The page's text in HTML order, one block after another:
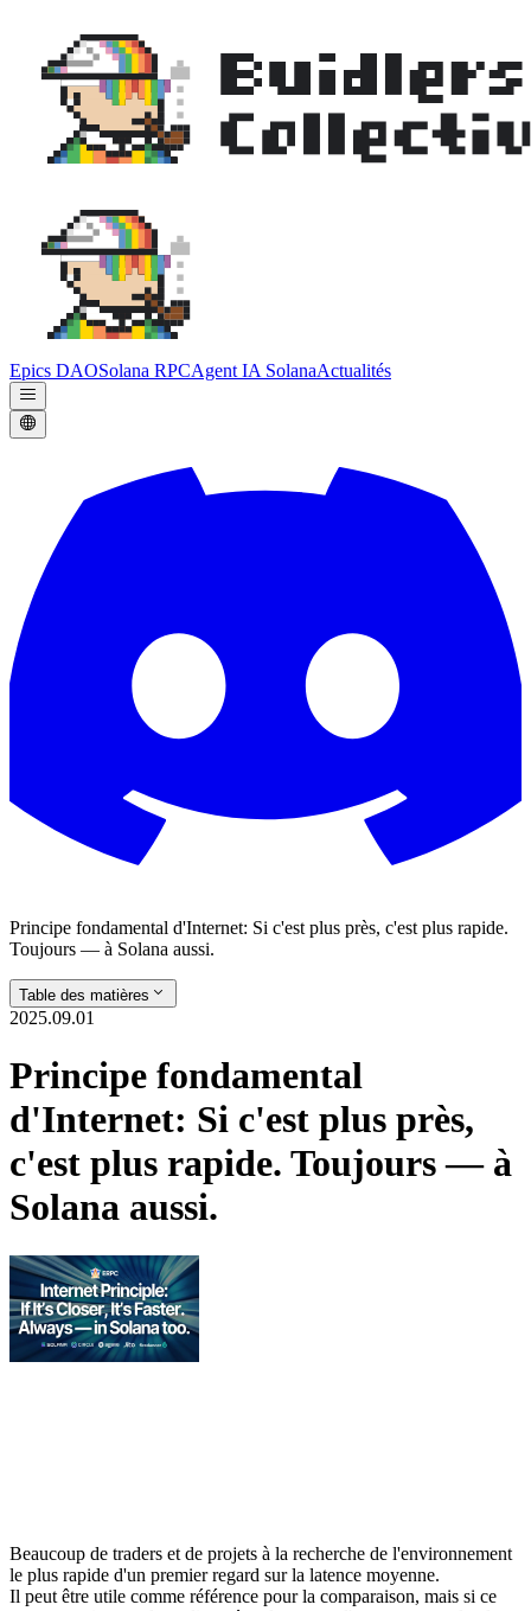
Epics DAOSolana RPCAgent IA SolanaActualités
Principe fondamental d'Internet: Si c'est plus près, c'est plus rapide.
Toujours — à Solana aussi.
Table des matières
2025.09.01
Principe fondamental
d'Internet: Si c'est plus près,
c'est plus rapide. Toujours — à
Solana aussi.
Beaucoup de traders et de projets à la recherche de l'environnement
le plus rapide d'un premier regard sur la latence moyenne.
Il peut être utile comme référence pour la comparaison, mais si ce